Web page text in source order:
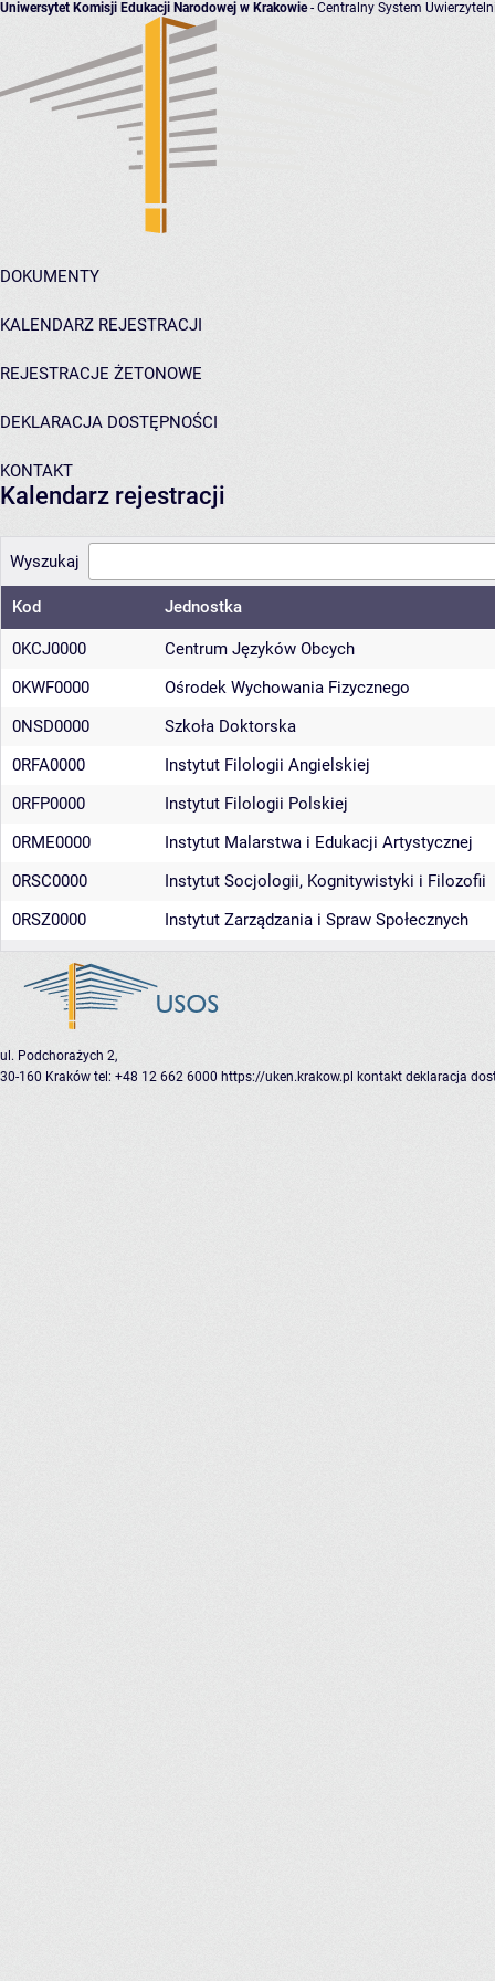
Uniwersytet Komisji Edukacji Narodowej w Krakowie- Centralny System
DOKUMENTY
KALENDARZ REJESTRACJI
REJESTRACJE ŻETONOWE
DEKLARACJA DOSTĘPNOŚCI
KONTAKT
Kalendarz rejestracji
Wyszukaj
Kod Jednostka
0KCJ0000
Centrum Języków Obcych
0KWF0000
Ośrodek Wychowania Fizycznego
0NSD0000
Szkoła Doktorska
0RFA0000
Instytut Filologii Angielskiej
0RFP0000
Instytut Filologii Polskiej
0RME0000
Instytut Malarstwa i Edukacji Artystycznej
0RSC0000
Instytut Socjologii, Kognitywistyki i Filozofii
0RSZ0000
Instytut Zarządzania i Spraw Społecznych
ul. Podchorażych 2,
30-160 Kraków tel: +48 12 662 6000 https://uken.krakow.pl kontakt deklaracja